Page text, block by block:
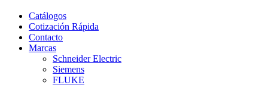
Catálogos
Cotización Rápida
Contacto
Marcas
Schneider Electric
Siemens
FLUKE